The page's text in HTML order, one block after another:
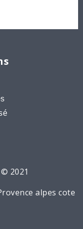
2021
alpes cote